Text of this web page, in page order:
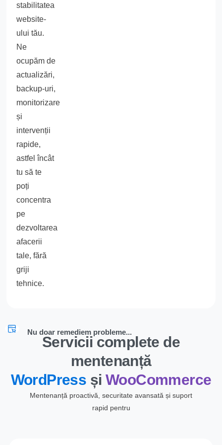
stabilitatea
website-
ului tău.
Ne
ocupăm de
actualizări,
backup-uri,
monitorizare
și
intervenții
rapide,
astfel încât
tu să te
poți
concentra
pe
dezvoltarea
afacerii
tale, fără
griji
tehnice.
Nu doar remediem probleme...
Servicii complete de
mentenanță
WordPress și WooCommerce
Mentenanță proactivă, securitate avansată și suport
rapid pentru